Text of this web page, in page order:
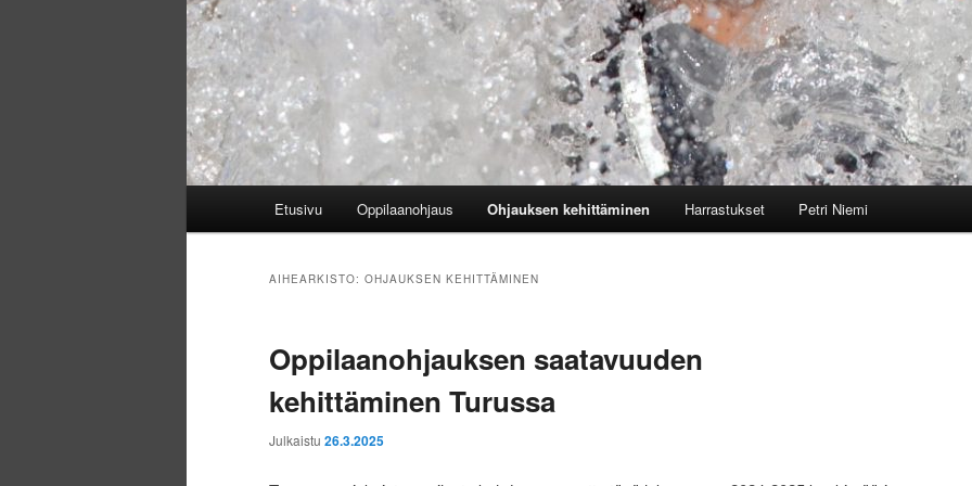
Etusivu Oppilaanohjaus Ohjauksen kehittäminen Harrastukset Petri Niemi
AIHEARKISTO: OHJAUKSEN KEHITTÄMINEN
Oppilaanohjauksen saatavuuden
kehittäminen Turussa
Julkaistu 26.3.2025